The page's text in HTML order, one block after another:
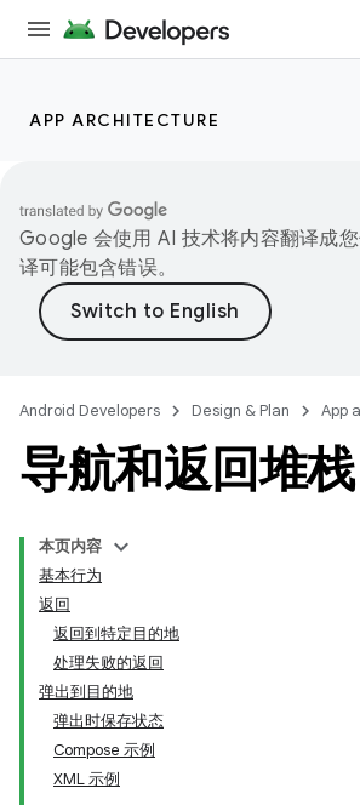
APP ARCHITECTURE
Google 会使用 AI 技术将内容翻译成
译可能包含错误。
Android Developers Design & Plan App
导航和返回堆栈
本页内容
基本行为
返回
返回到特定目的地
处理失败的返回
弹出到目的地
弹出时保存状态
Compose 示例
XML 示例